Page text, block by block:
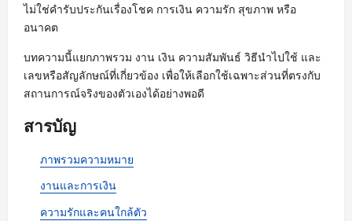
ไม่ใช่คำรับประกันเรื่องโชค การเงิน ความรัก สุขภาพ หรือ
อนาคต
บทความนี้แยกภาพรวม งาน เงิน ความสัมพันธ์ วิธีนำไปใช้ และ
เลขหรือสัญลักษณ์ที่เกี่ยวข้อง เพื่อให้เลือกใช้เฉพาะส่วนที่ตรงกับ
สถานการณ์จริงของตัวเองได้อย่างพอดี
สารบัญ
ภาพรวมความหมาย
งานและการเงิน
ความรักและคนใกล้ตัว